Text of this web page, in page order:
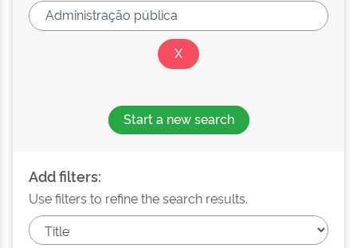
Start a new search
Add filters:
Use filters to refine the search results.